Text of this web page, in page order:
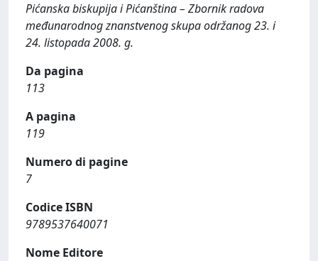
Pićanska biskupija i Pićanština – Zbornik radova
međunarodnog znanstvenog skupa održanog 23. i
24. listopada 2008. g.
Da pagina
113
A pagina
119
Numero di pagine
7
Codice ISBN
9789537640071
Nome Editore